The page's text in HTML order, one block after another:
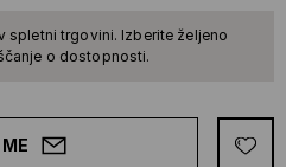
spletni trgovini. Izberite željeno
o dostopnosti.